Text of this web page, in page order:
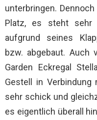
unterbringen.
Platz, es steht
aufgrund seines
bzw. abgebaut. Auch
Garden Eckregal
Gestell in Verbindung
sehr schick und
es eigentlich überall